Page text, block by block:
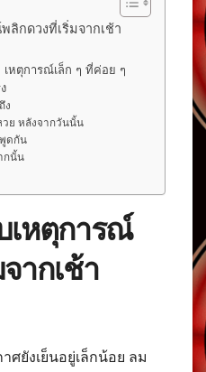
ลิกดวงที่เริ่มจากเช้า
หตุการณ์เล็ก ๆ ที่ค่อย ๆ
ง
วย หลังจากวันนั้น
ดกัน
กนั้น
เหตุการณ์
ากเช้า
ศยังเย็นอยู่เล็กน้อย ลม